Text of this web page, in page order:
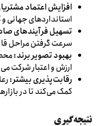
افزایش اعتماد
استانداردهای
تسهیل فرآیندهای
سرعت گرفتن مراحل
بهبود تصویر برند:
ارزش و اعتبار شرکت
رقابت‌پذیری بیشتر:
کمک می‌کند تا در
نتیجه‌گیری